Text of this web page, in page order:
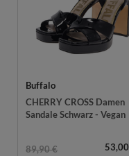
Buffalo
CHERRY CROSS Damen
Sandale Schwarz - Vegan
89,90 €